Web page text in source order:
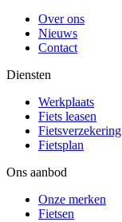
Over ons
Nieuws
Contact
Diensten
Werkplaats
Fiets leasen
Fietsverzekering
Fietsplan
Ons aanbod
Onze merken
Fietsen